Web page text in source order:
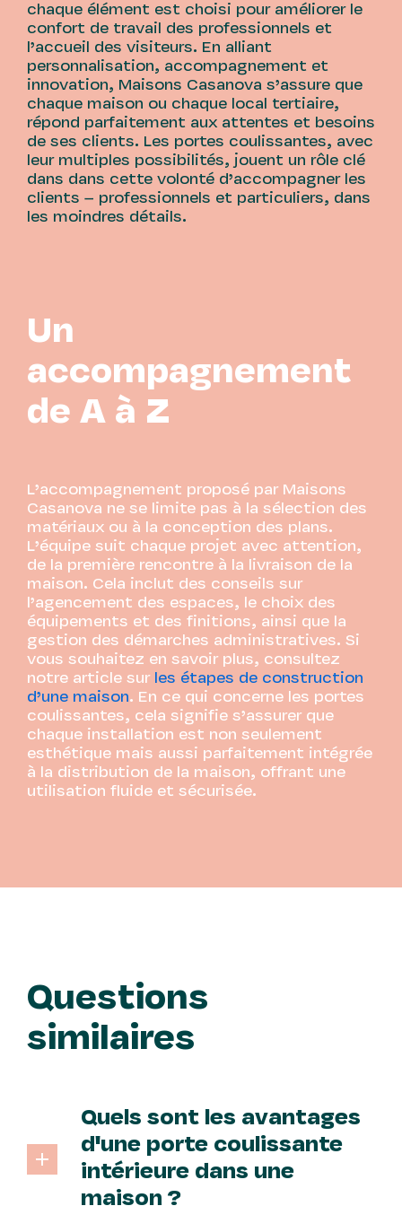
chaque élément est choisi pour améliorer le
confort de travail des professionnels et
l’accueil des visiteurs. En alliant
personnalisation, accompagnement et
innovation, Maisons Casanova s’assure que
chaque maison ou chaque local tertiaire,
répond parfaitement aux attentes et besoins
de ses clients. Les portes coulissantes, avec
leur multiples possibilités, jouent un rôle clé
dans dans cette volonté d’accompagner les
clients – professionnels et particuliers, dans
les moindres détails.
Un
accompagnement
de A à Z
L’accompagnement proposé par Maisons
Casanova ne se limite pas à la sélection des
matériaux ou à la conception des plans.
L’équipe suit chaque projet avec attention,
de la première rencontre à la livraison de la
maison. Cela inclut des conseils sur
l’agencement des espaces, le choix des
équipements et des finitions, ainsi que la
gestion des démarches administratives. Si
vous souhaitez en savoir plus, consultez
notre article sur les étapes de construction
d’une maison. En ce qui concerne les portes
coulissantes, cela signifie s’assurer que
chaque installation est non seulement
esthétique mais aussi parfaitement intégrée
à la distribution de la maison, offrant une
utilisation fluide et sécurisée.
Questions
similaires
Quels sont les avantages
d'une porte coulissante
intérieure dans une
maison ?